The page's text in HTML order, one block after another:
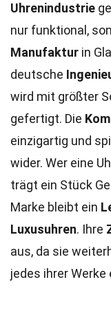
Uhrenindustrie
nur funktional,
Manufaktur in
deutsche
wird mit größter
gefertigt. Die
einzigartig und
wider. Wer eine
trägt ein Stück
Marke bleibt ein
Luxusuhren. Ihre
aus, da sie
jedes ihrer